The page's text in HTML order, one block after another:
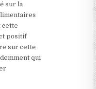
sur la
cette
positif
sur cette
qui